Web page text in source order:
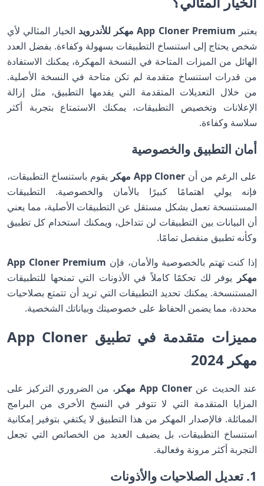
يعتبر App Cloner Premium مهكر للأندرويد
الخيار المثالي لأي
شخص يحتاج إلى استنساخ التطبيقات بسهولة وكفاءة. بفضل العدد
الهائل من الميزات المتاحة في النسخة المهكرة، يمكنك الاستفادة
من قدرات استنساخ متقدمة لم تكن متاحة في النسخة الأصلية.
من خلال التعديلات المتقدمة التي يقدمها التطبيق، مثل إزالة
الإعلانات وتخصيص التطبيقات، يمكنك الاستمتاع بتجربة أكثر
سلاسة وكفاءة.
أمان التطبيق والخصوصية
على الرغم من أن App Cloner مهكر
يقوم باستنساخ التطبيقات،
فإنه يولي اهتمامًا كبيرًا بالأمان والخصوصية. التطبيقات
المستنسخة تعمل بشكل مستقل عن التطبيقات الأصلية، مما يعني
أن البيانات بين التطبيقات لن تتداخل، ويمكنك استخدام كل تطبيق
وكأنه تطبيق منفصل تمامًا.
إذا كنت تهتم بالخصوصية والأمان، فإن App Cloner Premium
مهكر يوفر لك تحكمًا كاملاً في الأذونات التي تمنحها للتطبيقات
المستنسخة. يمكنك تحديد التطبيقات التي تريد أن تتمتع بصلاحيات
محددة، مما يضمن الحفاظ على خصوصيتك وبياناتك الشخصية.
مميزات متقدمة في تطبيق App Cloner
مهكر 2024
عند الحديث عنApp Cloner مهكر
، من الضروري التركيز على
المزايا المتقدمة التي لا تتوفر في النسخ الأخرى من البرامج
المماثلة. فالإصدار المهكر من هذا التطبيق لا يكتفي بتوفير إمكانية
استنساخ التطبيقات، بل يضيف العديد من الخصائص التي تجعل
التجربة أكثر مرونة وفعالية.
1. تعديل الصلاحيات والأذونات